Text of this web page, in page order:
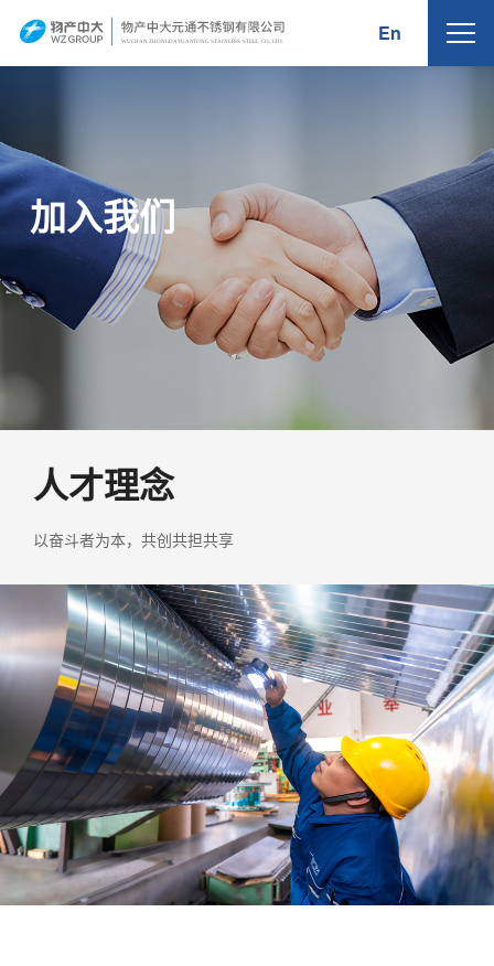
WUCHAN ZHONGDAYU ANTONGSTAINLESS STEEL CO., LTD. En
加入我们
人才理念
以奋斗者为本，共创共担共享